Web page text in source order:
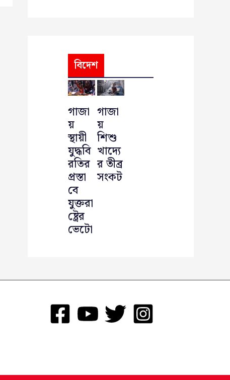
বিদেশ
গাজা
য়
স্থায়ী
যুদ্ধবি
রতির
প্রস্তা
বে
যুক্তরা
ষ্ট্রের
ভেটো
গাজা
য়
শিশু
খাদ্যে
র তীব্র
সংকট